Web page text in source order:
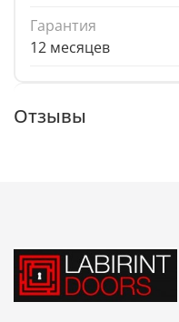
Гарантия
12 месяцев
Отзывы